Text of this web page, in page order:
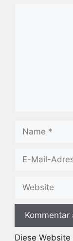
Mail-
Diese